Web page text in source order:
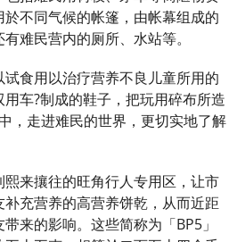
不同气候的帐篷，由帐幕组成的
难民营内的厕所、水站等。
食用以治疗营养不良儿童所用的
车?制成的鞋子，把玩用碎布所造
，走进难民的世界，更切实地了解
来攘往的旺角行人专用区，让市
充营养的高营养饼乾，从而近距
来的影响。这些简称为「BP5」